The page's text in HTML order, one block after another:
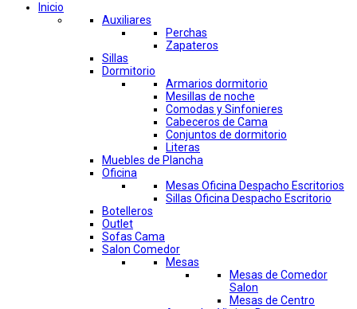
Inicio
Auxiliares
Perchas
Zapateros
Sillas
Dormitorio
Armarios dormitorio
Mesillas de noche
Comodas y Sinfonieres
Cabeceros de Cama
Conjuntos de dormitorio
Literas
Muebles de Plancha
Oficina
Mesas Oficina Despacho Escritorios
Sillas Oficina Despacho Escritorio
Botelleros
Outlet
Sofas Cama
Salon Comedor
Mesas
Mesas de Comedor
Salon
Mesas de Centro